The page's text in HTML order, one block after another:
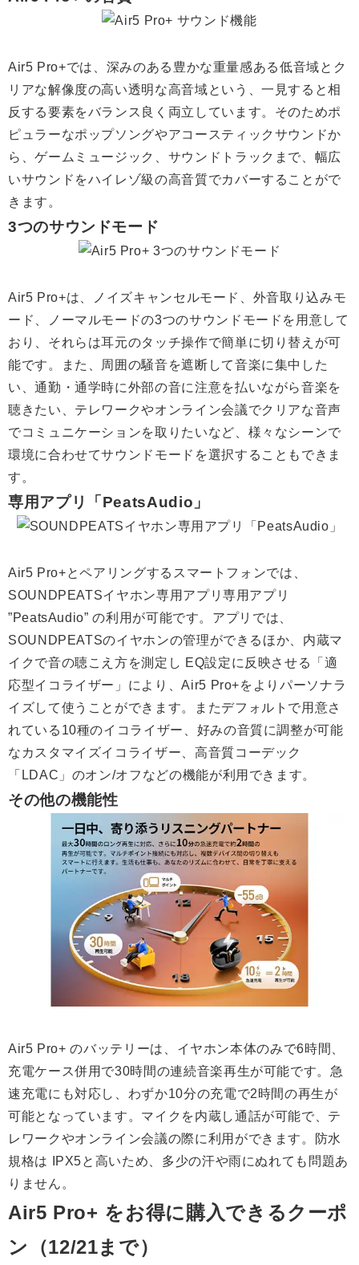
Air5 Pro+では、深みのある豊かな重量感ある低音域とク
リアな解像度の高い透明な高音域という、一見すると相
反する要素をバランス良く両立しています。そのためポ
ピュラーなポップソングやアコースティックサウンドか
ら、ゲームミュージック、サウンドトラックまで、幅広
いサウンドをハイレゾ級の高音質でカバーすることがで
きます。
3つのサウンドモード
Air5 Pro+は、ノイズキャンセルモード、外音取り込みモ
ード、ノーマルモードの3つのサウンドモードを用意して
おり、それらは耳元のタッチ操作で簡単に切り替えが可
能です。また、周囲の騒音を遮断して音楽に集中した
い、通勤・通学時に外部の音に注意を払いながら音楽を
聴きたい、テレワークやオンライン会議でクリアな音声
でコミュニケーションを取りたいなど、様々なシーンで
環境に合わせてサウンドモードを選択することもできま
す。
専用アプリ「PeatsAudio」
Air5 Pro+とペアリングするスマートフォンでは、
SOUNDPEATSイヤホン専用アプリ専用アプリ
”PeatsAudio” の利用が可能です。アプリでは、
SOUNDPEATSのイヤホンの管理ができるほか、内蔵マ
イクで音の聴こえ方を測定し EQ設定に反映させる「適
応型イコライザー」により、Air5 Pro+をよりパーソナラ
イズして使うことができます。またデフォルトで用意さ
れている10種のイコライザー、好みの音質に調整が可能
なカスタマイズイコライザー、高音質コーデック
「LDAC」のオン/オフなどの機能が利用できます。
その他の機能性
Air5 Pro+ のバッテリーは、イヤホン本体のみで6時間、
充電ケース併用で30時間の連続音楽再生が可能です。急
速充電にも対応し、わずか10分の充電で2時間の再生が
可能となっています。マイクを内蔵し通話が可能で、テ
レワークやオンライン会議の際に利用ができます。防水
規格は IPX5と高いため、多少の汗や雨にぬれても問題あ
りません。
Air5 Pro+ をお得に購入できるクーポ
ン（12/21まで）